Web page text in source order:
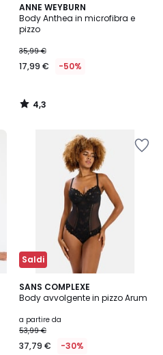
ANNE WEYBURN
Body Anthea in microfibra e
pizzo
35,99 €
17,99 € -50%
4,3
/ 5
4,3
/
Saldi
SANS COMPLEXE
Body avvolgente in pizzo Arum
a partire da
53,99 €
37,79 € -30%
4,5
/ 5
2
Colori